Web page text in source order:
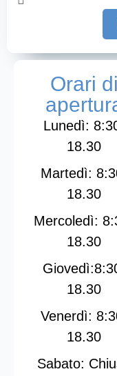
Orari di
Lunedì:
18.30
Martedì:
18.30
Mercoledì:
18.30
18.30
Venerdì:
18.30
Sabato: